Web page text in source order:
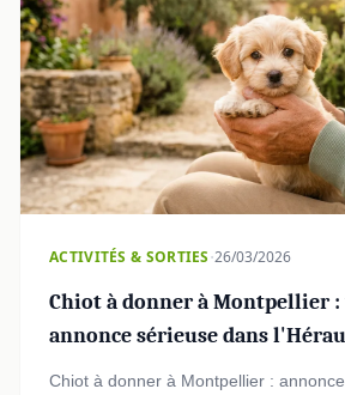
ACTIVITÉS & SORTIES·26/03/2026
Chiot à donner à Montpellier
annonce sérieuse dans
Chiot à donner à Montpellier :